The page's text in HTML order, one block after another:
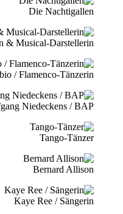
Die Nachtigallen
& Musical-Darstellerin
/ Flamenco-Tänzerin
Niedeckens / BAP
Tango-Tänzer
Bernard Allison
Kaye Ree / Sängerin